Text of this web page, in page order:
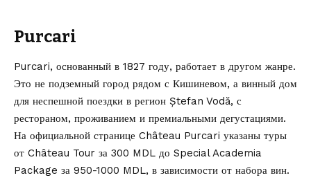
Purcari
Purcari, основанный в 1827 году, работает в другом жанре.
Это не подземный город рядом с Кишиневом, а винный дом
для неспешной поездки в регион Ștefan Vodă, с
рестораном, проживанием и премиальными дегустациями.
На официальной странице Château Purcari указаны туры
от Château Tour за 300 MDL до Special Academia
Package за 950-1000 MDL, в зависимости от набора вин.